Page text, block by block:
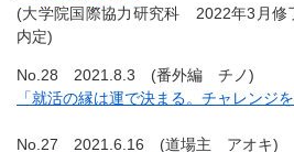
(大学院国際協力研究科 2022年3月
内定)
No.28 2021.8.3 (番外編 チノ)
「就活の縁は運で決まる。チャレンジ
No.27 2021.6.16 (道場主 アオキ)